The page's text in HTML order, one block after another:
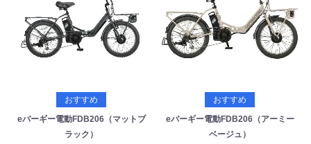
おすすめ
eバーギー電動FDB206（マットブ
ラック）
おすすめ
eバーギー電動FDB206（アーミー
ベージュ）